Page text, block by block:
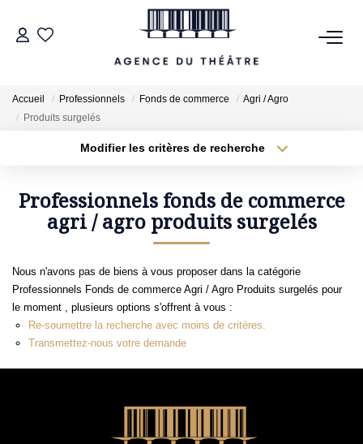
NOTRE AGENCE
NOUS CONTACTER
Accueil Professionnels Fonds de commerce
Agri / Agro
Produits surgelés
Modifier les critères de recherche
Type de transaction Localisation
Sélectionnez... Surface min
Créer une alerte
Professionnels fonds de commerce
agri / agro produits surgelés
Nous n'avons pas de biens à vous proposer dans la catégorie
Professionnels Fonds de commerce Agri / Agro Produits surgelés pour
le moment , plusieurs options s'offrent à vous :
Re-soumettre la recherche avec moins de critères.
Transmettez-nous votre demande